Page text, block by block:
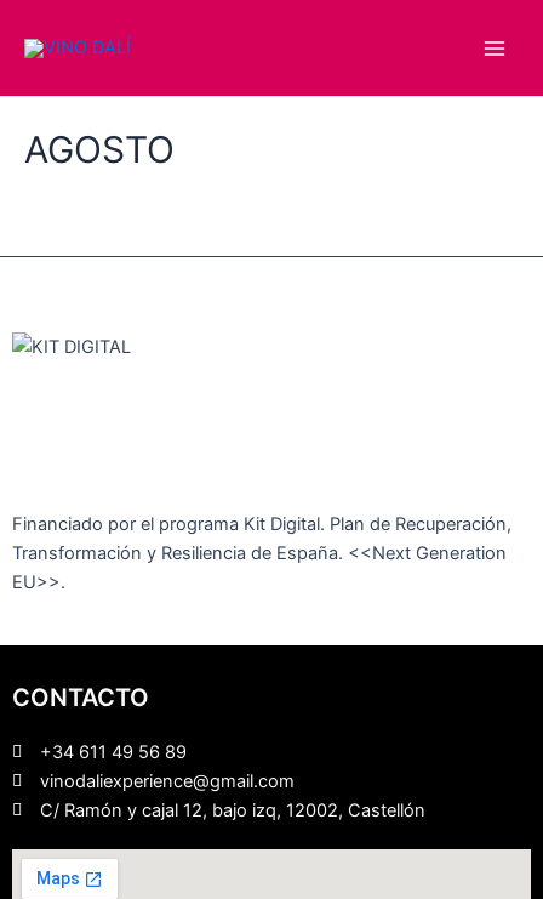
AGOSTO
Financiado por el programa Kit Digital. Plan de Recuperación,
Transformación y Resiliencia de España. <<Next Generation
EU>>.
CONTACTO
+34 611 49 56 89
vinodaliexperience@gmail.com
C/ Ramón y cajal 12, bajo izq, 12002, Castellón